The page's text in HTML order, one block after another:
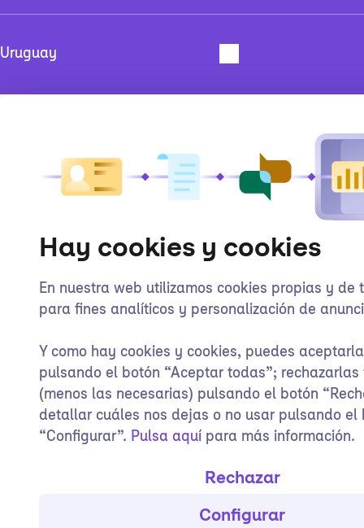
Hay cookies y cookies
En nuestra web utilizamos cookies propias y de
para fines analíticos y personalización de
Y como hay cookies y cookies, puedes
pulsando el botón “Aceptar todas”; rechazarlas
(menos las necesarias) pulsando el botón
detallar cuáles nos dejas o no usar pulsando el
“Configurar”. Pulsa aquí para más información.
Rechazar
Configurar